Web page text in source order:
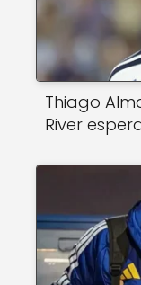
Thiago
River